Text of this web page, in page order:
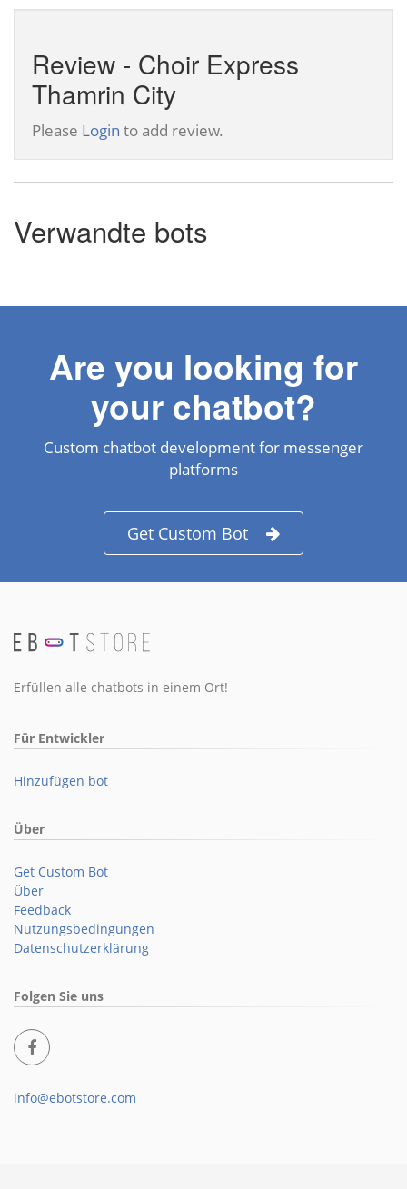
Review - Choir Express
Thamrin City
Please Login to add review.
Verwandte bots
Are you looking for
your chatbot?
Custom chatbot development for messenger
platforms
Get Custom Bot
Erfüllen alle chatbots in einem Ort!
Für Entwickler
Hinzufügen bot
Über
Get Custom Bot
Über
Feedback
Nutzungsbedingungen
Datenschutzerklärung
Folgen Sie uns
info@ebotstore.com